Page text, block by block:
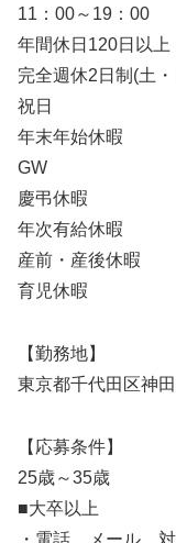
11：00～19：00
年間休日120日以上
完全週休2日制(土
祝日
年末年始休暇
GW
慶弔休暇
年次有給休暇
産前・産後休暇
育児休暇
【勤務地】
東京都千代田区神
【応募条件】
25歳～35歳
■大卒以上
・電話、メール、